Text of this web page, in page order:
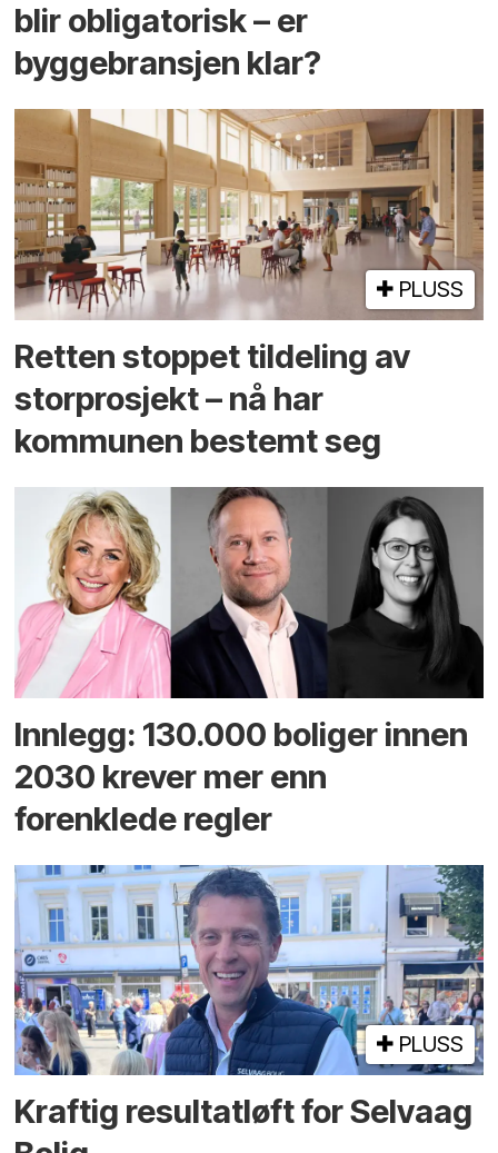
blir obligatorisk – er
byggebransjen klar?
PLUSS
Retten stoppet tildeling av
storprosjekt – nå har
kommunen bestemt seg
Innlegg: 130.000 boliger innen
2030 krever mer enn
forenklede regler
PLUSS
Kraftig resultatløft for Selvaag